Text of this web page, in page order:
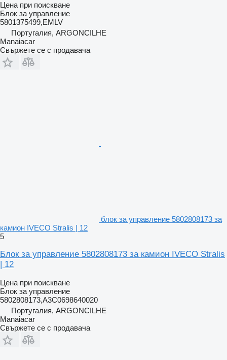
Цена при поискване
Блок за управление
5801375499,EMLV
Португалия, ARGONCILHE
Manaiacar
Свържете се с продавача
блок за управление 5802808173 за
камион IVECO Stralis | 12
5
Блок за управление 5802808173 за камион IVECO Stralis
| 12
Цена при поискване
Блок за управление
5802808173,A3C0698640020
Португалия, ARGONCILHE
Manaiacar
Свържете се с продавача